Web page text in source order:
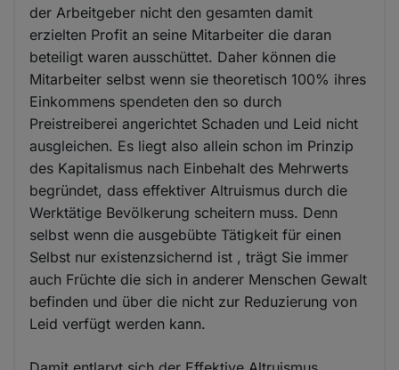
der Arbeitgeber nicht den gesamten damit
erzielten Profit an seine Mitarbeiter die daran
beteiligt waren ausschüttet. Daher können die
Mitarbeiter selbst wenn sie theoretisch 100% ihres
Einkommens spendeten den so durch
Preistreiberei angerichtet Schaden und Leid nicht
ausgleichen. Es liegt also allein schon im Prinzip
des Kapitalismus nach Einbehalt des Mehrwerts
begründet, dass effektiver Altruismus durch die
Werktätige Bevölkerung scheitern muss. Denn
selbst wenn die ausgebübte Tätigkeit für einen
Selbst nur existenzsichernd ist , trägt Sie immer
auch Früchte die sich in anderer Menschen Gewalt
befinden und über die nicht zur Reduzierung von
Leid verfügt werden kann.